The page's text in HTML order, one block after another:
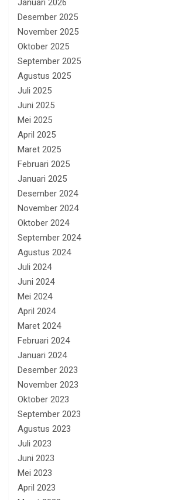
Januari 2026
Desember 2025
November 2025
Oktober 2025
September 2025
Agustus 2025
Juli 2025
Juni 2025
Mei 2025
April 2025
Maret 2025
Februari 2025
Januari 2025
Desember 2024
November 2024
Oktober 2024
September 2024
Agustus 2024
Juli 2024
Juni 2024
Mei 2024
April 2024
Maret 2024
Februari 2024
Januari 2024
Desember 2023
November 2023
Oktober 2023
September 2023
Agustus 2023
Juli 2023
Juni 2023
Mei 2023
April 2023